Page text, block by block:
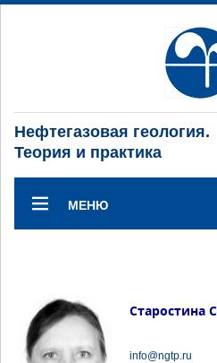
Нефтегазовая геология.
Теория и практика
МЕНЮ
Старостина
info@ngtp.ru